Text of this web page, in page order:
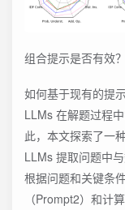
组合提示是否有效？
如何基于现有的提
LLMs 在解题过程
此，本文探索了一
LLMs 提取问题中
根据问题和关键条
（Prompt2）和计